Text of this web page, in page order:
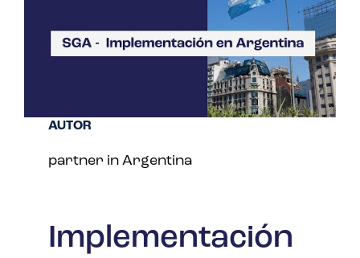
Implementación
AUTOR
partner in Argentina